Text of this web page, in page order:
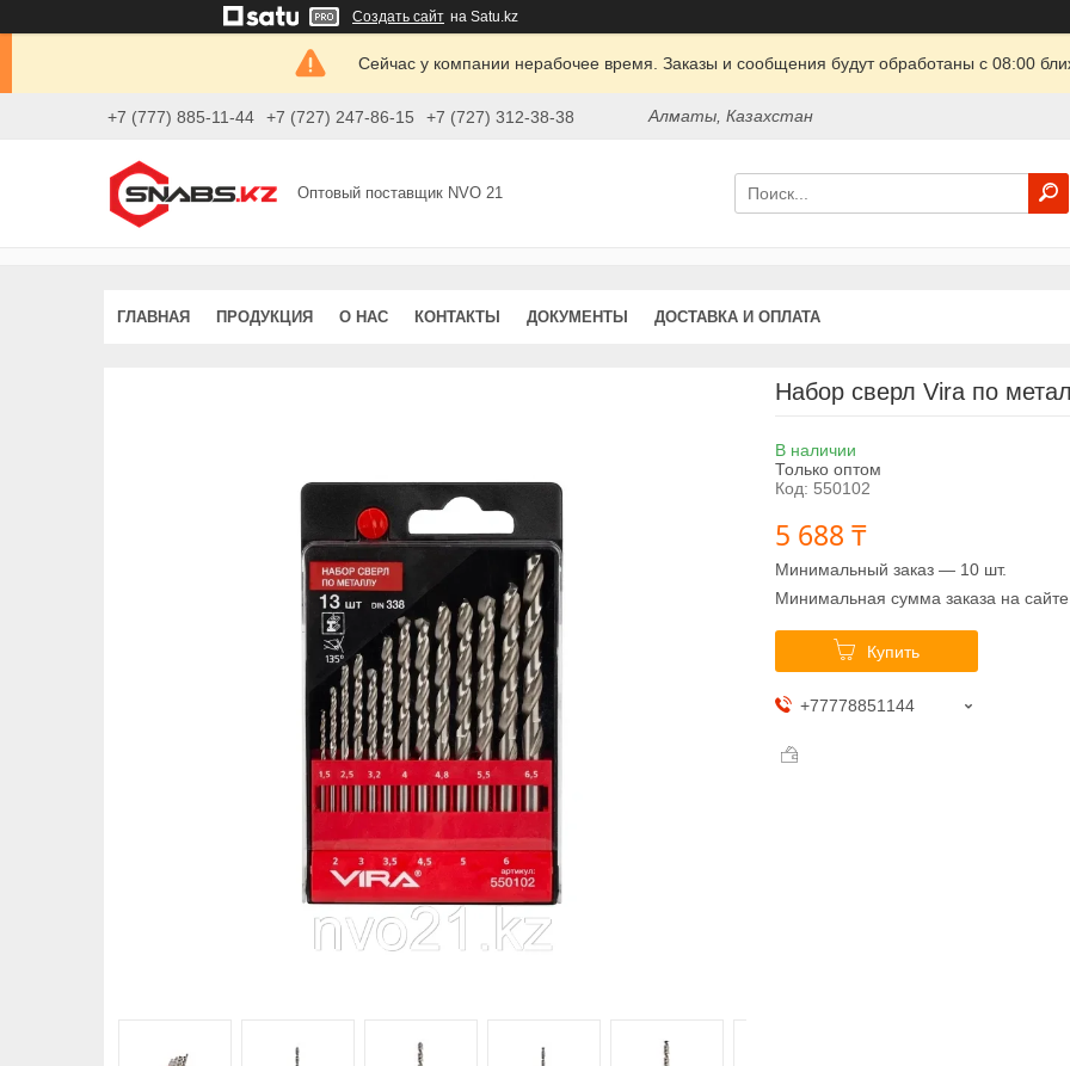
Создать сайт на Satu.kz
Сейчас у компании нерабочее время. Заказы и сообщения будут обработаны с 08:00
+7 (777) 885-11-44 +7 (727) 247-86-15 +7 (727) 312-38-38 Алматы, Казахстан
Оптовый поставщик NVO 21
ГЛАВНАЯ ПРОДУКЦИЯ О НАС КОНТАКТЫ ДОКУМЕНТЫ ДОСТАВКА И ОПЛАТА
Набор сверл Vira по
В наличии
Только оптом
Код: 550102
5 688 ₸
Минимальный заказ — 10 шт.
Минимальная сумма заказа на
Купить
+77778851144